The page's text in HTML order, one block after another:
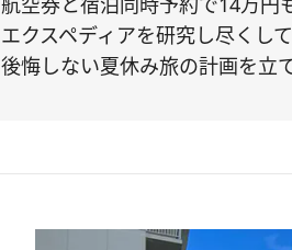
エクスペディアを研究し尽くして
後悔しない夏休み旅の計画を立